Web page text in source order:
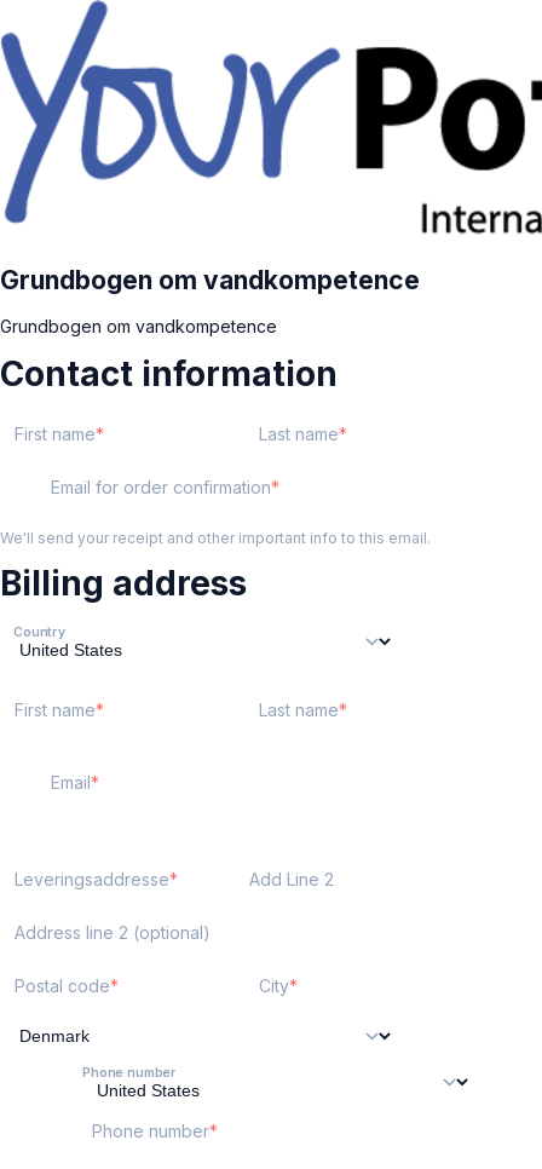
Grundbogen om vandkompetence
Grundbogen om vandkompetence
Contact information
First name Last name
Email for order confirmation
We'll send your receipt and other important info to this email.
Billing address
Country
First name Last name
Email
Leveringsaddresse Add Line 2
Address line 2 (optional)
Postal code City
Phone number
Phone number